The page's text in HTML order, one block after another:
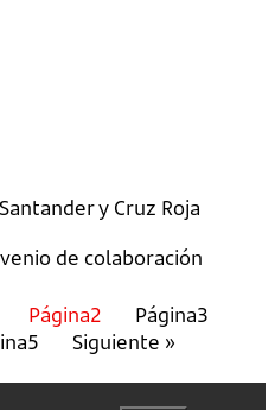
y Cruz Roja
de colaboración
Página2 Página3
5 Siguiente »